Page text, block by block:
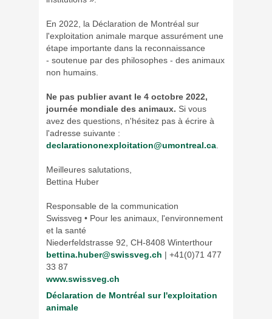
En 2022, la Déclaration de Montréal sur
l'exploitation animale marque assurément une
étape importante dans la reconnaissance
- soutenue par des philosophes - des animaux
non humains.
Ne pas publier avant le 4 octobre 2022,
journée mondiale des animaux. Si vous
avez des questions, n'hésitez pas à écrire à
l'adresse suivante :
declarationonexploitation@umontreal.ca
Meilleures salutations,
Bettina Huber
Responsable de la communication
​Swissveg • Pour les animaux, l'environnement
et la santé
Niederfeldstrasse 92, CH-8408 Winterthour
bettina.huber@swissveg.ch | +41(0)71 477
33 87
www.swissveg.ch
Déclaration de Montréal sur l'exploitation
animale